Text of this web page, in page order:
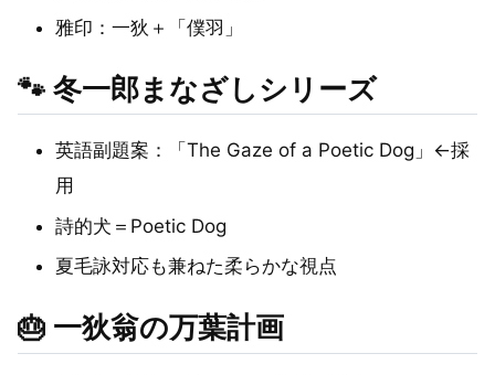
雅印：一狄＋「僕羽」
🐾 冬一郎まなざしシリーズ
英語副題案：「The Gaze of a Poetic Dog」←採
用
詩的犬＝Poetic Dog
夏毛詠対応も兼ねた柔らかな視点
🎂 一狄翁の万葉計画